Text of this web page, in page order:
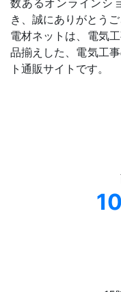
数あるオンラインシ
き、誠にありがとうご
電材ネットは、電気
品揃えした、電気工
ト通販サイトです。